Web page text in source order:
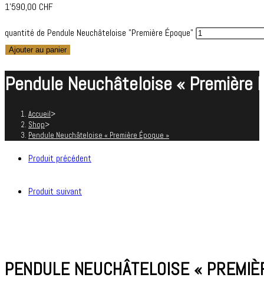
1'590,00 CHF
quantité de Pendule Neuchâteloise "Première Époque"
Ajouter au panier
Pendule Neuchâteloise « Première
Accueil>
Shop>
Pendule Neuchâteloise « Première Époque »
Produit précédent
Produit suivant
PENDULE NEUCHÂTELOISE «